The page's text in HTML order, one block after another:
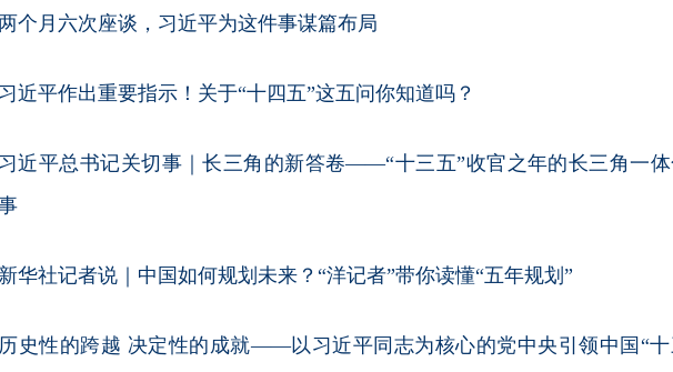
个月六次座谈，习近平为这件事谋篇布局
习近平作出重要指示！关于“十四五”这五问你知道吗？
习近平总书记关切事｜长三角的新答卷——“十三五”收官之年的长三角一
新华社记者说｜中国如何规划未来？“洋记者”带你读懂“五年规划”
历史性的跨越 决定性的成就——以习近平同志为核心的党中央引领中国“